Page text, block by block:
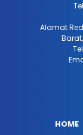
Alamat
HOME